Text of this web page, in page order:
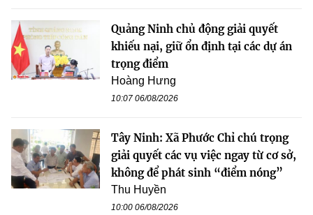
Quảng Ninh chủ động giải quyết
khiếu nại, giữ ổn định tại các dự án
trọng điểm
Hoàng Hưng
10:07 06/08/2026
Tây Ninh: Xã Phước Chỉ chú trọng
giải quyết các vụ việc ngay từ cơ sở,
không để phát sinh “điểm nóng”
Thu Huyền
10:00 06/08/2026